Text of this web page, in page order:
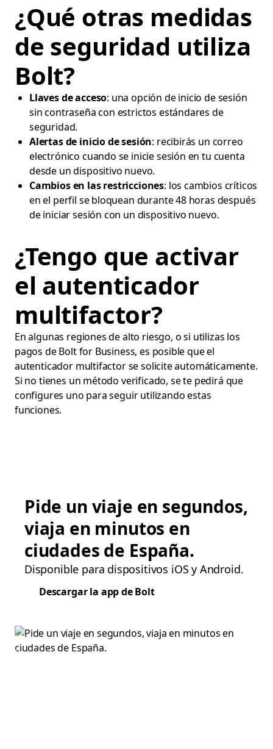
¿Qué otras medidas
de seguridad utiliza
Bolt?
Llaves de acceso: una opción de inicio de sesión
sin contraseña con estrictos estándares de
seguridad.
Alertas de inicio de sesión: recibirás un correo
electrónico cuando se inicie sesión en tu cuenta
desde un dispositivo nuevo.
Cambios en las restricciones: los cambios críticos
en el perfil se bloquean durante 48 horas después
de iniciar sesión con un dispositivo nuevo.
¿Tengo que activar
el autenticador
multifactor?
En algunas regiones de alto riesgo, o si utilizas los
pagos de Bolt for Business, es posible que el
autenticador multifactor se solicite automáticamente.
Si no tienes un método verificado, se te pedirá que
configures uno para seguir utilizando estas
funciones.
Pide un viaje en segundos,
viaja en minutos en
ciudades de España.
Disponible para dispositivos iOS y Android.
Descargar la app de Bolt